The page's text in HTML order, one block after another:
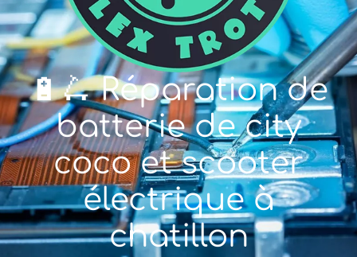
🔋🛴 Réparation de
batterie de city
coco et scooter
électrique à
chatillon